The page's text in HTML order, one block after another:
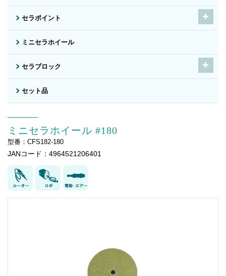
セラポイント
ミニセラホイール
セラブロック
セット品
ミニセラホイール #180
型番：CFS182-180
JANコード：4964521206401